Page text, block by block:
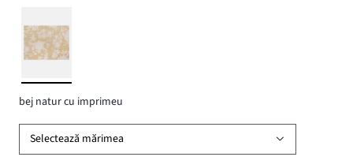
bej natur cu imprimeu
Selectează mărimea